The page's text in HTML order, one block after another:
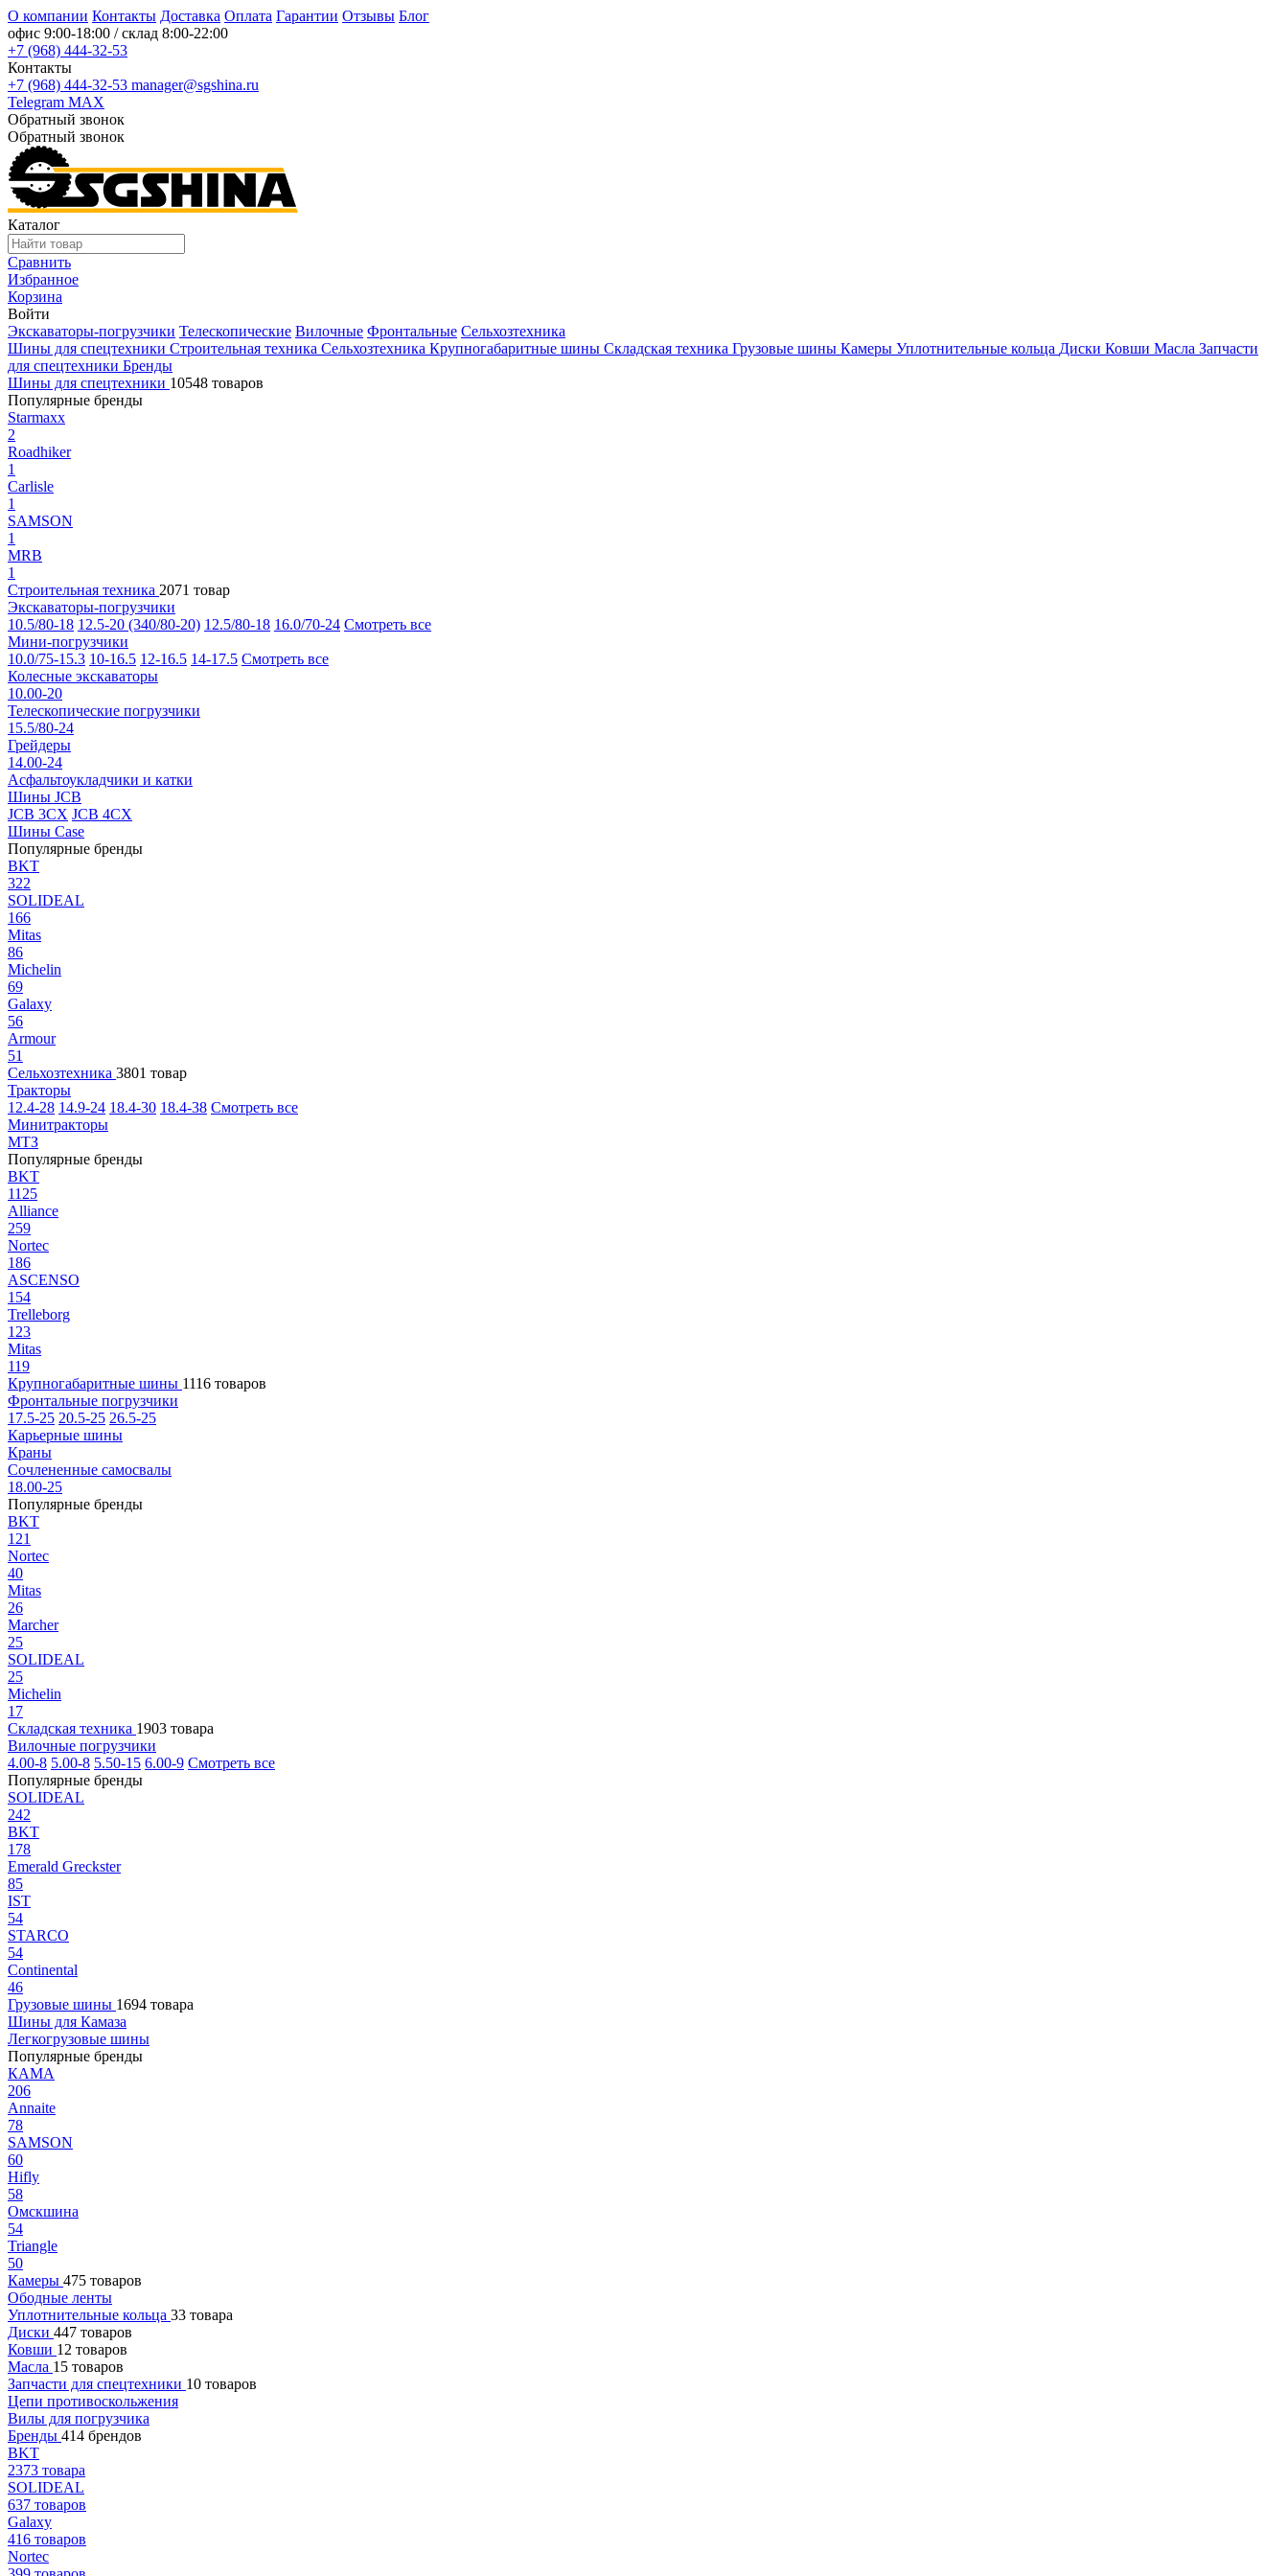
О компании Контакты Доставка Оплата Гарантии Отзывы Блог
офис 9:00-18:00 / склад 8:00-22:00
+7 (968) 444-32-53
Контакты
+7 (968) 444-32-53 manager@sgshina.ru
Telegram MAX
Обратный звонок
Обратный звонок
Каталог
Сравнить
Избранное
Корзина
Войти
Экскаваторы-погрузчики Телескопические Вилочные Фронтальные Сельхозтехника
Шины для спецтехники Строительная техника Сельхозтехника Крупногабаритные шины Складская техника Грузовые шины Камеры Уплотнительные кольца Диски Ковши Масла Запчасти
для спецтехники Бренды
Шины для спецтехники 10548 товаров
Популярные бренды
Starmaxx
2
Roadhiker
1
Carlisle
1
SAMSON
1
MRB
1
Строительная техника 2071 товар
Экскаваторы-погрузчики
10.5/80-18 12.5-20 (340/80-20) 12.5/80-18 16.0/70-24 Смотреть все
Мини-погрузчики
10.0/75-15.3 10-16.5 12-16.5 14-17.5 Смотреть все
Колесные экскаваторы
10.00-20
Телескопические погрузчики
15.5/80-24
Грейдеры
14.00-24
Асфальтоукладчики и катки
Шины JCB
JCB 3CX JCB 4CX
Шины Case
Популярные бренды
BKT
322
SOLIDEAL
166
Mitas
86
Michelin
69
Galaxy
56
Armour
51
Сельхозтехника 3801 товар
Тракторы
12.4-28 14.9-24 18.4-30 18.4-38 Смотреть все
Минитракторы
МТЗ
Популярные бренды
BKT
1125
Alliance
259
Nortec
186
ASCENSO
154
Trelleborg
123
Mitas
119
Крупногабаритные шины 1116 товаров
Фронтальные погрузчики
17.5-25 20.5-25 26.5-25
Карьерные шины
Краны
Сочлененные самосвалы
18.00-25
Популярные бренды
BKT
121
Nortec
40
Mitas
26
Marcher
25
SOLIDEAL
25
Michelin
17
Складская техника 1903 товара
Вилочные погрузчики
4.00-8 5.00-8 5.50-15 6.00-9 Смотреть все
Популярные бренды
SOLIDEAL
242
BKT
178
Emerald Greckster
85
IST
54
STARCO
54
Continental
46
Грузовые шины 1694 товара
Шины для Камаза
Легкогрузовые шины
Популярные бренды
КАМА
206
Annaite
78
SAMSON
60
Hifly
58
Омскшина
54
Triangle
50
Камеры 475 товаров
Ободные ленты
Уплотнительные кольца 33 товара
Диски 447 товаров
Ковши 12 товаров
Масла 15 товаров
Запчасти для спецтехники 10 товаров
Цепи противоскольжения
Вилы для погрузчика
Бренды 414 брендов
BKT
2373 товара
SOLIDEAL
637 товаров
Galaxy
416 товаров
Nortec